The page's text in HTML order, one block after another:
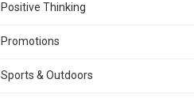
Positive Thinking
Promotions
Sports & Outdoors